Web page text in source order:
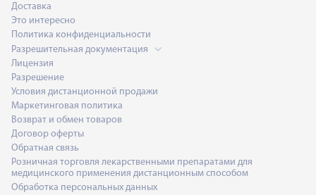
Доставка
Это интересно
Политика конфиденциальности
Разрешительная документация
Лицензия
Разрешение
Условия дистанционной продажи
Маркетинговая политика
Возврат и обмен товаров
Договор оферты
Обратная связь
Розничная торговля лекарственными препаратами для
медицинского применения дистанционным способом
Обработка персональных данных